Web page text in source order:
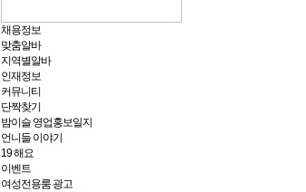
채용정보
맞춤알바
지역별알바
인재정보
커뮤니티
단짝찾기
밤이슬 영업홍보일지
언니들 이야기
19 해요
이벤트
여성전용룸 광고